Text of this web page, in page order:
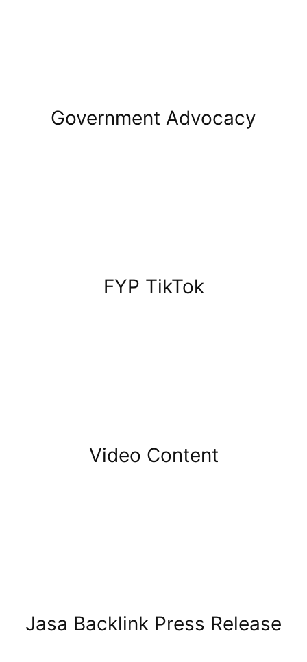
Government Advocacy
FYP TikTok
Video Content
Jasa Backlink Press Release